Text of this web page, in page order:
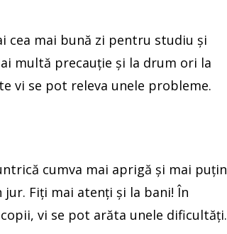
cea mai bună zi pentru studiu şi
multă precauţie şi la drum ori la
vi se pot releva unele probleme.
cumva mai aprigă şi mai puţin
Fiţi mai atenţi şi la bani! În
vi se pot arăta unele dificultăţi.